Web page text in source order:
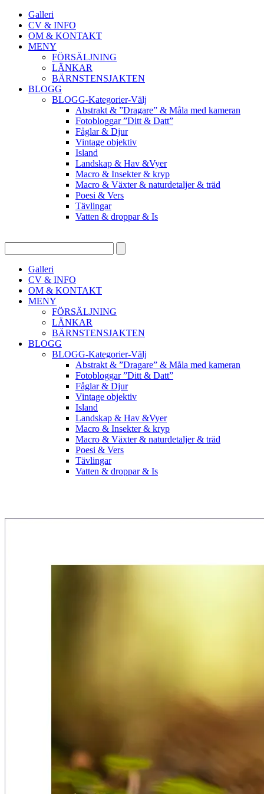
Galleri
CV & INFO
OM & KONTAKT
MENY
FÖRSÄLJNING
LÄNKAR
BÄRNSTENSJAKTEN
BLOGG
BLOGG-Kategorier-Välj
Abstrakt & ”Dragare” & Måla med kameran
Fotobloggar ”Ditt & Datt”
Fåglar & Djur
Vintage objektiv
Island
Landskap & Hav &Vyer
Macro & Insekter & kryp
Macro & Växter & naturdetaljer & träd
Poesi & Vers
Tävlingar
Vatten & droppar & Is
Galleri
CV & INFO
OM & KONTAKT
MENY
FÖRSÄLJNING
LÄNKAR
BÄRNSTENSJAKTEN
BLOGG
BLOGG-Kategorier-Välj
Abstrakt & ”Dragare” & Måla med kameran
Fotobloggar ”Ditt & Datt”
Fåglar & Djur
Vintage objektiv
Island
Landskap & Hav &Vyer
Macro & Insekter & kryp
Macro & Växter & naturdetaljer & träd
Poesi & Vers
Tävlingar
Vatten & droppar & Is